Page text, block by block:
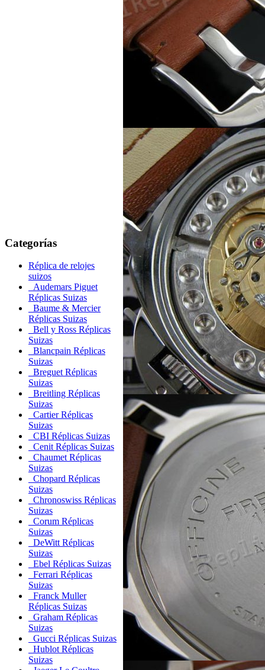
Categorías
Réplica de relojes
suizos
Audemars Piguet
Réplicas Suizas
Baume & Mercier
Réplicas Suizas
Bell y Ross Réplicas
Suizas
Blancpain Réplicas
Suizas
Breguet Réplicas
Suizas
Breitling Réplicas
Suizas
Cartier Réplicas
Suizas
CBI Réplicas Suizas
Cenit Réplicas Suizas
Chaumet Réplicas
Suizas
Chopard Réplicas
Suizas
Chronoswiss Réplicas
Suizas
Corum Réplicas
Suizas
DeWitt Réplicas
Suizas
Ebel Réplicas Suizas
Ferrari Réplicas
Suizas
Franck Muller
Réplicas Suizas
Graham Réplicas
Suizas
Gucci Réplicas Suizas
Hublot Réplicas
Suizas